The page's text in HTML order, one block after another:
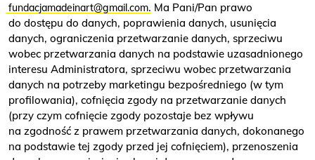
fundacjamadeinart@gmail.com. Ma Pani/Pan prawo
do dostępu do danych, poprawienia danych, usunięcia
danych, ograniczenia przetwarzanie danych, sprzeciwu
wobec przetwarzania danych na podstawie uzasadnionego
interesu Administratora, sprzeciwu wobec przetwarzania
danych na potrzeby marketingu bezpośredniego (w tym
profilowania), cofnięcia zgody na przetwarzanie danych
(przy czym cofnięcie zgody pozostaje bez wpływu
na zgodność z prawem przetwarzania danych, dokonanego
na podstawie tej zgody przed jej cofnięciem), przenoszenia